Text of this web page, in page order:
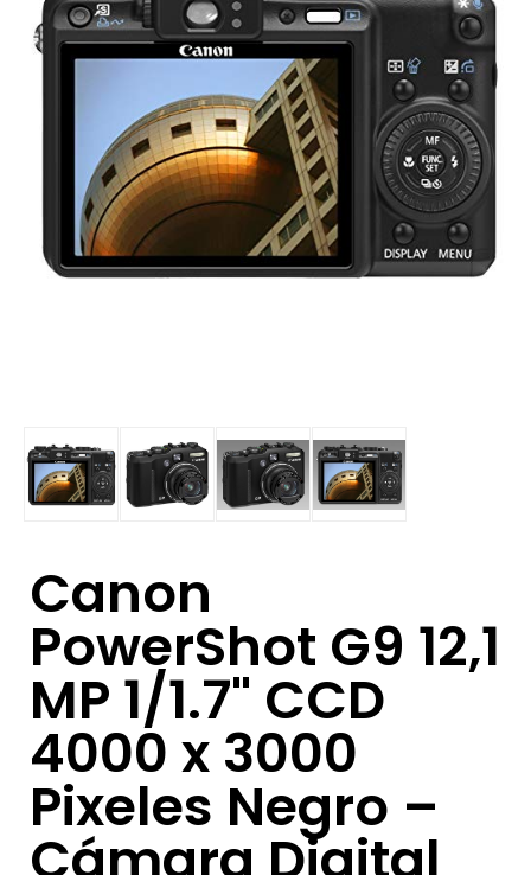
Canon
PowerShot G9 12,1
MP 1/1.7" CCD
4000 x 3000
Pixeles Negro –